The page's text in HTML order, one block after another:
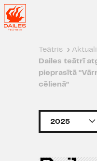
Teātris ›
Dailes teātrī
pieprasītā
cēlienā”
2025